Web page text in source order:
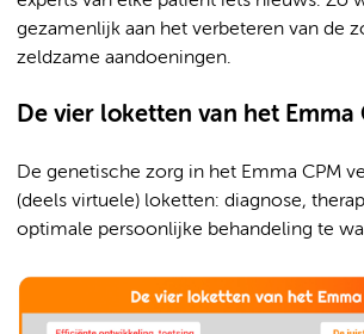
gezamenlijk aan het verbeteren van de
zeldzame aandoeningen.
De vier loketten van het Emma
De genetische zorg in het Emma CPM
(deels virtuele) loketten: diagnose,
optimale persoonlijke behandeling te